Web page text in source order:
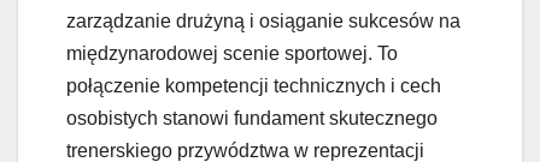
zarządzanie drużyną i osiąganie sukcesów na
międzynarodowej scenie sportowej. To
połączenie kompetencji technicznych i cech
osobistych stanowi fundament skutecznego
trenerskiego przywództwa w reprezentacji